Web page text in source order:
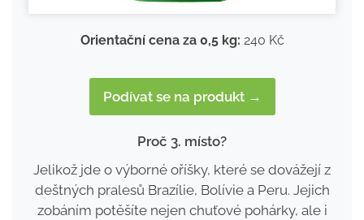
Orientační cena za 0,5 kg: 240 Kč
Podívat se na produkt →
Proč 3. místo?
Jelikož jde o výborné oříšky, které se dovážejí z
deštných pralesů Brazílie, Bolívie a Peru. Jejich
zobáním potěšíte nejen chuťové pohárky, ale i